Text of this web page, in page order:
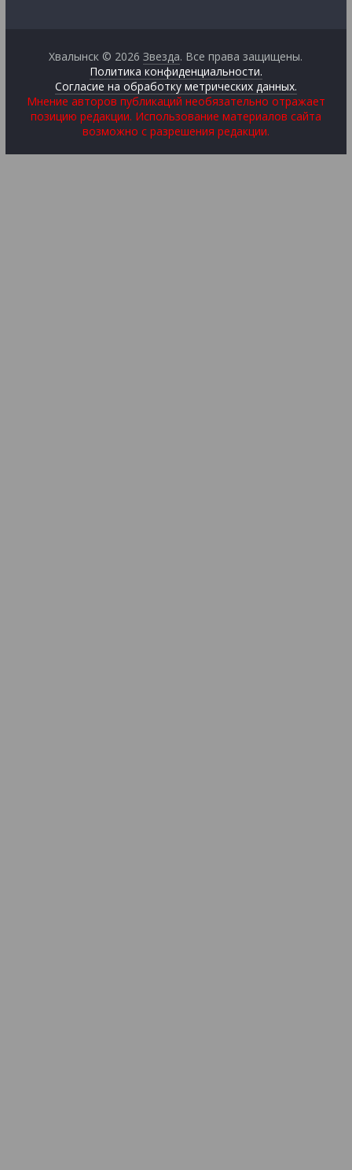
Хвалынск © 2026Звезда. Все права защищены.
Политика конфиденциальности.
Согласие на обработку метрических данных.
Мнение авторов публикаций необязательно отражает
позицию редакции. Использование материалов сайта
возможно с разрешения редакции.